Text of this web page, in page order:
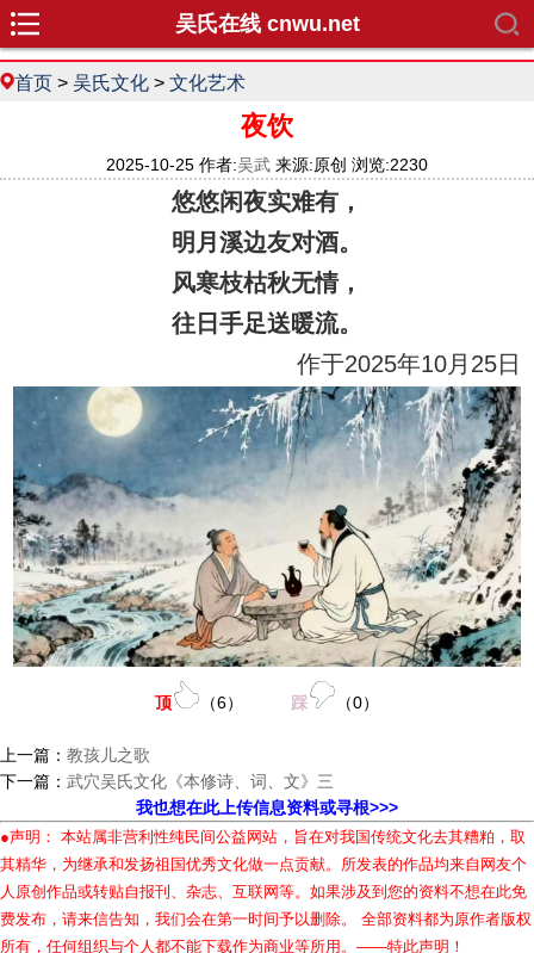
吴氏在线 cnwu.net
首页 > 吴氏文化 > 文化艺术
夜饮
2025-10-25 作者:吴武 来源:原创 浏览:2230
悠悠闲夜实难有，
明月溪边友对酒。
风寒枝枯秋无情，
往日手足送暖流。
作于2025年10月25日
顶 （6） 踩 （0）
上一篇： 教孩儿之歌
下一篇： 武穴吴氏文化《本修诗、词、文》三
我也想在此上传信息资料或寻根>>>
●声明： 本站属非营利性纯民间公益网站，旨在对我国传统文化去其糟粕，取
其精华，为继承和发扬祖国优秀文化做一点贡献。所发表的作品均来自网友个
人原创作品或转贴自报刊、杂志、互联网等。如果涉及到您的资料不想在此免
费发布，请来信告知，我们会在第一时间予以删除。 全部资料都为原作者版权
所有，任何组织与个人都不能下载作为商业等所用。——特此声明！